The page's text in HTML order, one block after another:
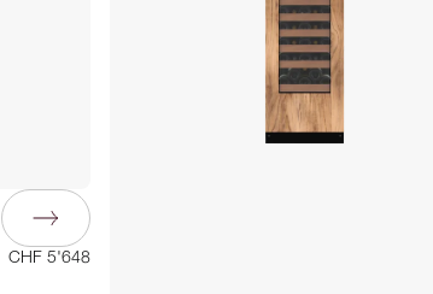
CHF 5'648